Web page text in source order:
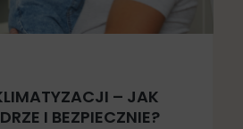
– JAK
I BEZPIECZNIE?